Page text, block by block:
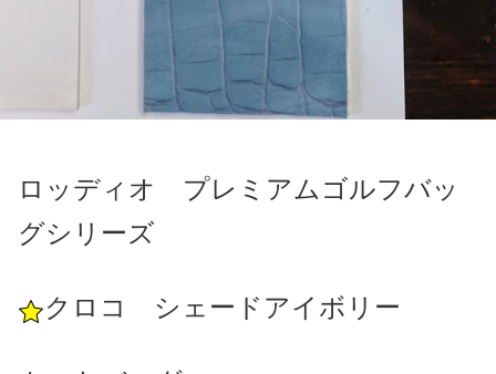
ロッディオ プレミアムゴルフバッ
グシリーズ
クロコ シェードアイボリー